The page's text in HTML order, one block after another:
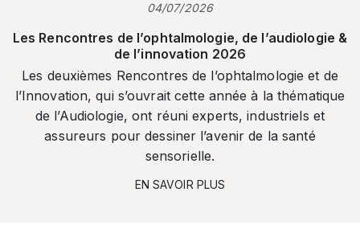
04/07/2026
Les Rencontres de l’ophtalmologie, de l’audiologie &
de l’innovation 2026
Les deuxièmes Rencontres de l’ophtalmologie et de
l’Innovation, qui s’ouvrait cette année à la thématique
de l’Audiologie, ont réuni experts, industriels et
assureurs pour dessiner l’avenir de la santé
sensorielle.
EN SAVOIR PLUS